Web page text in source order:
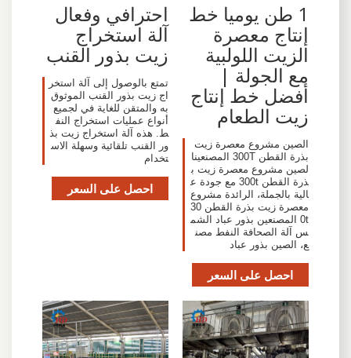
1 طن يوميا خط
إنتاج معصرة
الزيت اللولبية
مع الجولة |
أفضل خط إنتاج
زيت الطعام
الصين مشروع معصرة زيت
بذرة القطن 300T المصنعينا
لصين مشروع معصرة زيت ب
ذرة القطن 300t مع جودة ع
الية بالجملة، الرائدة مشروع
معصرة زيت بذرة القطن 30
0t المصنعين بذور عباد الشم
س آلة الصحافة النفط مصن
ع، الصين بذور عباد
احصل على السعر
احترافي وفعال
آلة استخراج
زيت بذور القنب
تمتع بالوصول إلى آلة استخر
اج زيت بذور القنب الموثوق
به والمتقن للغاية في لجميع
أنواع عمليات استخراج النف
ط. هذه آلة استخراج زيت بذ
ور القنب تلقائية وسهلة الاس
تخدام
احصل على السعر